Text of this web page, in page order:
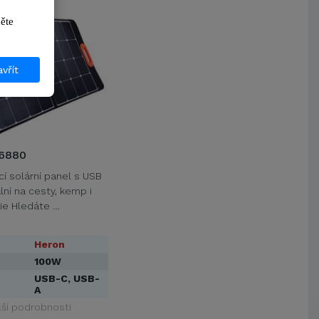
solární panel s USB
na cesty, kemp i
Hledáte …
Heron
100W
USB-C, USB-
A
podrobnosti